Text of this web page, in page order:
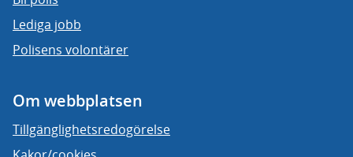
Lediga jobb
Polisens volontärer
Om webbplatsen
Tillgänglighetsredogörelse